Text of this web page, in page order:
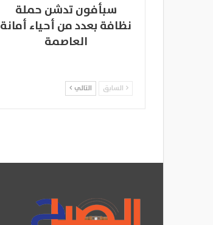
سبأفون تدشن حملة
نظافة بعدد من أحياء أمانة
العاصمة
السابق التالي